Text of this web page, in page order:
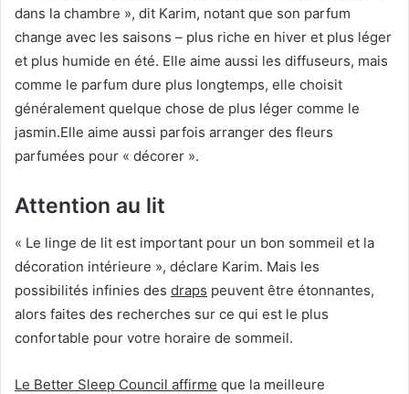
dans la chambre », dit Karim, notant que son parfum
change avec les saisons – plus riche en hiver et plus léger
et plus humide en été. Elle aime aussi les diffuseurs, mais
comme le parfum dure plus longtemps, elle choisit
généralement quelque chose de plus léger comme le
jasmin.Elle aime aussi parfois arranger des fleurs
parfumées pour « décorer ».
Attention au lit
« Le linge de lit est important pour un bon sommeil et la
décoration intérieure », déclare Karim. Mais les
possibilités infinies des draps peuvent être étonnantes,
alors faites des recherches sur ce qui est le plus
confortable pour votre horaire de sommeil.
Le Better Sleep Council affirme que la meilleure